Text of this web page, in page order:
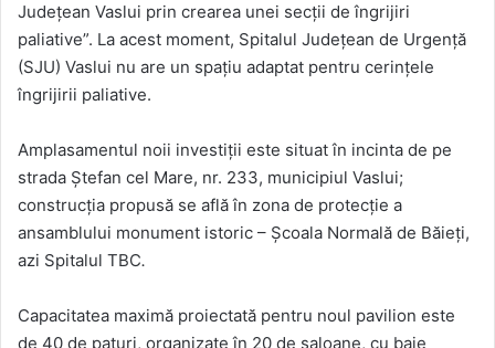
Județean Vaslui prin crearea unei secții de îngrijiri
paliative”. La acest moment, Spitalul Județean de Urgență
(SJU) Vaslui nu are un spațiu adaptat pentru cerințele
îngrijirii paliative.
Amplasamentul noii investiții este situat în incinta de pe
strada Ștefan cel Mare, nr. 233, municipiul Vaslui;
construcția propusă se află în zona de protecție a
ansamblului monument istoric – Școala Normală de Băieți,
azi Spitalul TBC.
Capacitatea maximă proiectată pentru noul pavilion este
de 40 de paturi, organizate în 20 de saloane, cu baie